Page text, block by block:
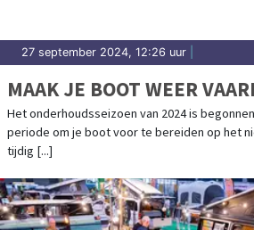
27 september 2024, 12:26 uur
MAAK JE BOOT WEER
Het onderhoudsseizoen van 2024 is
periode om je boot voor te bereiden op het
tijdig [...]